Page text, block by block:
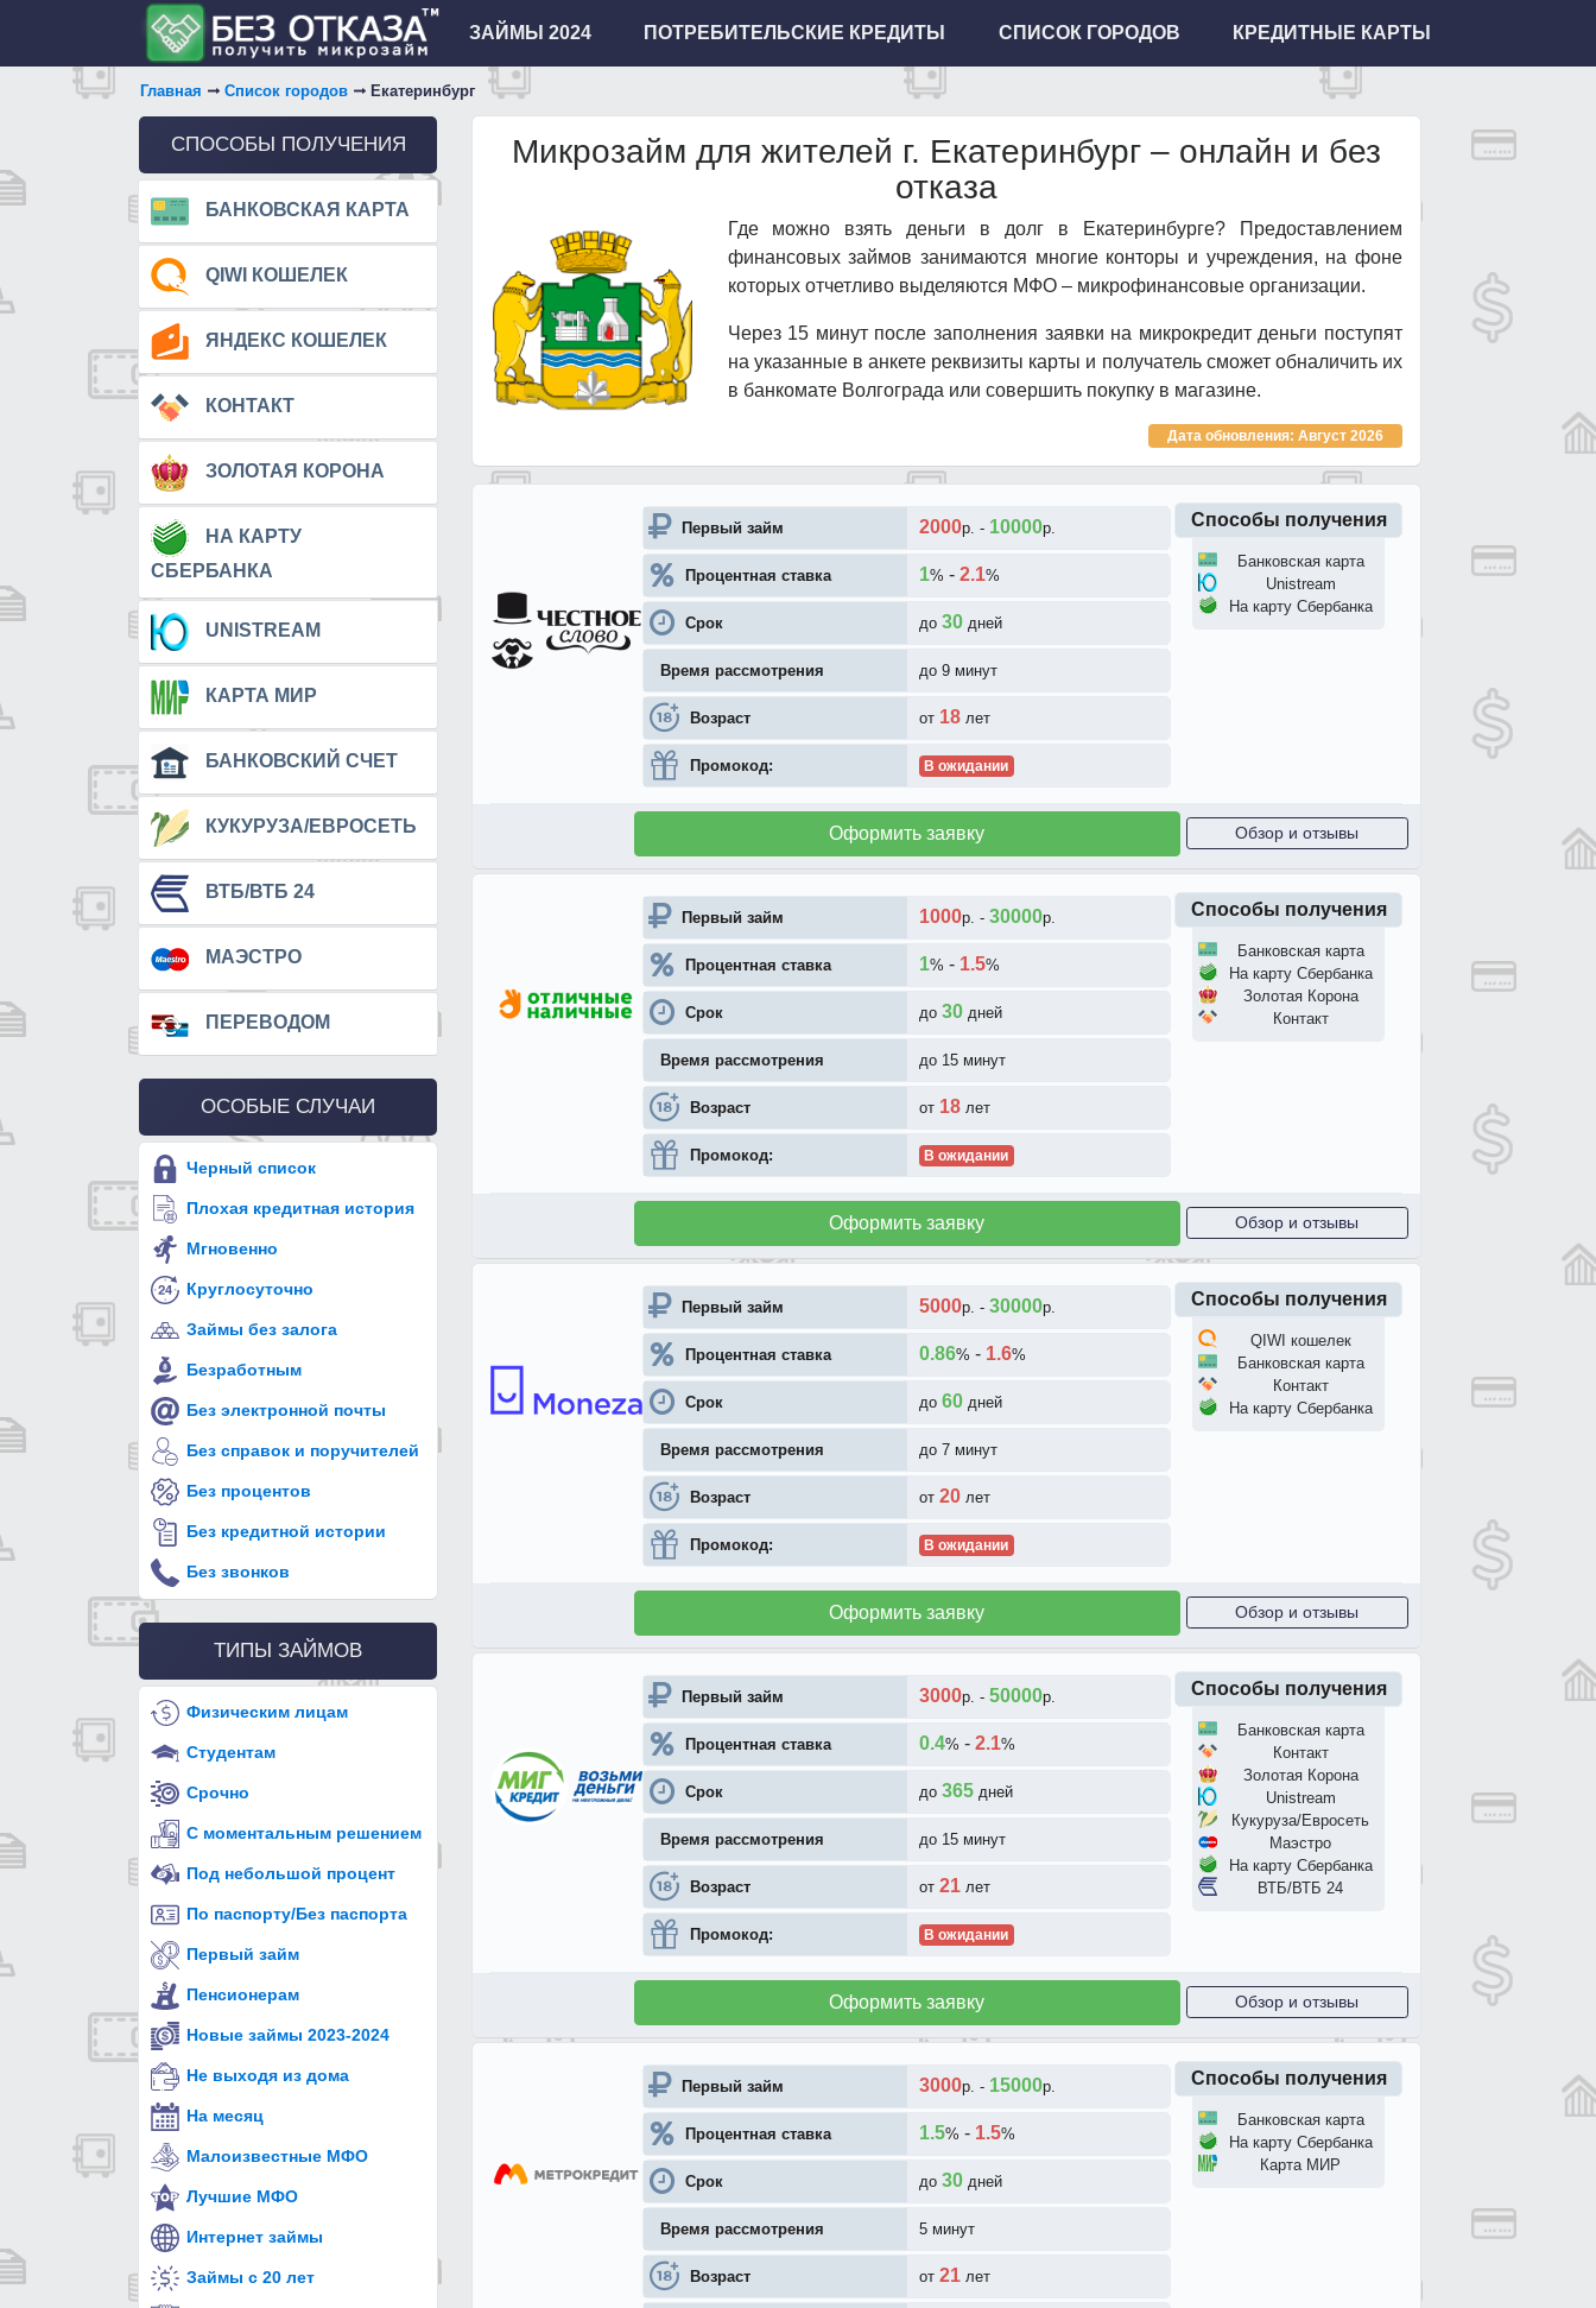
ЗАЙМЫ 2024 ПОТРЕБИТЕЛЬСКИЕ КРЕДИТЫ СПИСОК ГОРОДОВ КРЕДИТНЫЕ КАРТЫ
Главная Список городов Екатеринбург
СПОСОБЫ ПОЛУЧЕНИЯ
БАНКОВСКАЯ КАРТА
QIWI КОШЕЛЕК
ЯНДЕКС КОШЕЛЕК
КОНТАКТ
ЗОЛОТАЯ КОРОНА
НА КАРТУ
СБЕРБАНКА
UNISTREAM
КАРТА МИР
БАНКОВСКИЙ СЧЕТ
КУКУРУЗА/ЕВРОСЕТЬ
ВТБ/ВТБ 24
МАЭСТРО
ПЕРЕВОДОМ
ОСОБЫЕ СЛУЧАИ
Черный список
Плохая кредитная история
Мгновенно
Круглосуточно
Займы без залога
Безработным
Без электронной почты
Без справок и поручителей
Без процентов
Без кредитной истории
Без звонков
ТИПЫ ЗАЙМОВ
Физическим лицам
Студентам
Срочно
С моментальным решением
Под небольшой процент
По паспорту/Без паспорта
Первый займ
Пенсионерам
Новые займы 2023-2024
Не выходя из дома
На месяц
Малоизвестные МФО
Лучшие МФО
Интернет займы
Займы с 20 лет
Микрозайм для жителей г. Екатеринбург – онлайн и без
отказа
Где можно взять деньги в долг в Екатеринбурге? Предоставлением
финансовых займов занимаются многие конторы и учреждения, на фоне
которых отчетливо выделяются МФО – микрофинансовые организации.
Через 15 минут после заполнения заявки на микрокредит деньги поступят
на указанные в анкете реквизиты карты и получатель сможет обналичить их
в банкомате Волгограда или совершить покупку в магазине.
Дата обновления: Август 2026
Первый займ 2000р. - 10000р.
Процентная ставка 1% - 2.1%
Срок до 30 дней
Время рассмотрения до 9 минут
Возраст от 18 лет
Промокод: В ожидании
Способы получения
Банковская карта
Unistream
На карту Сбербанка
Оформить заявку Обзор и отзывы
Первый займ 1000р. - 30000р.
Процентная ставка 1% - 1.5%
Срок до 30 дней
Время рассмотрения до 15 минут
Возраст от 18 лет
Промокод: В ожидании
Способы получения
Банковская карта
На карту Сбербанка
Золотая Корона
Контакт
Оформить заявку Обзор и отзывы
Первый займ 5000р. - 30000р.
Процентная ставка 0.86% - 1.6%
Срок до 60 дней
Время рассмотрения до 7 минут
Возраст от 20 лет
Промокод: В ожидании
Способы получения
QIWI кошелек
Банковская карта
Контакт
На карту Сбербанка
Оформить заявку Обзор и отзывы
Первый займ 3000р. - 50000р.
Процентная ставка 0.4% - 2.1%
Срок до 365 дней
Время рассмотрения до 15 минут
Возраст от 21 лет
Промокод: В ожидании
Способы получения
Банковская карта
Контакт
Золотая Корона
Unistream
Кукуруза/Евросеть
Маэстро
На карту Сбербанка
ВТБ/ВТБ 24
Оформить заявку Обзор и отзывы
Первый займ 3000р. - 15000р.
Процентная ставка 1.5% - 1.5%
Срок до 30 дней
Время рассмотрения 5 минут
Возраст от 21 лет
Способы получения
Банковская карта
На карту Сбербанка
Карта МИР